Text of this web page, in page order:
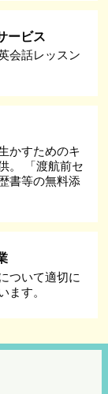
ービス
会話レッスン
かすためのキ
。 「渡航前セ
書等の無料添
ついて適切に
ます。